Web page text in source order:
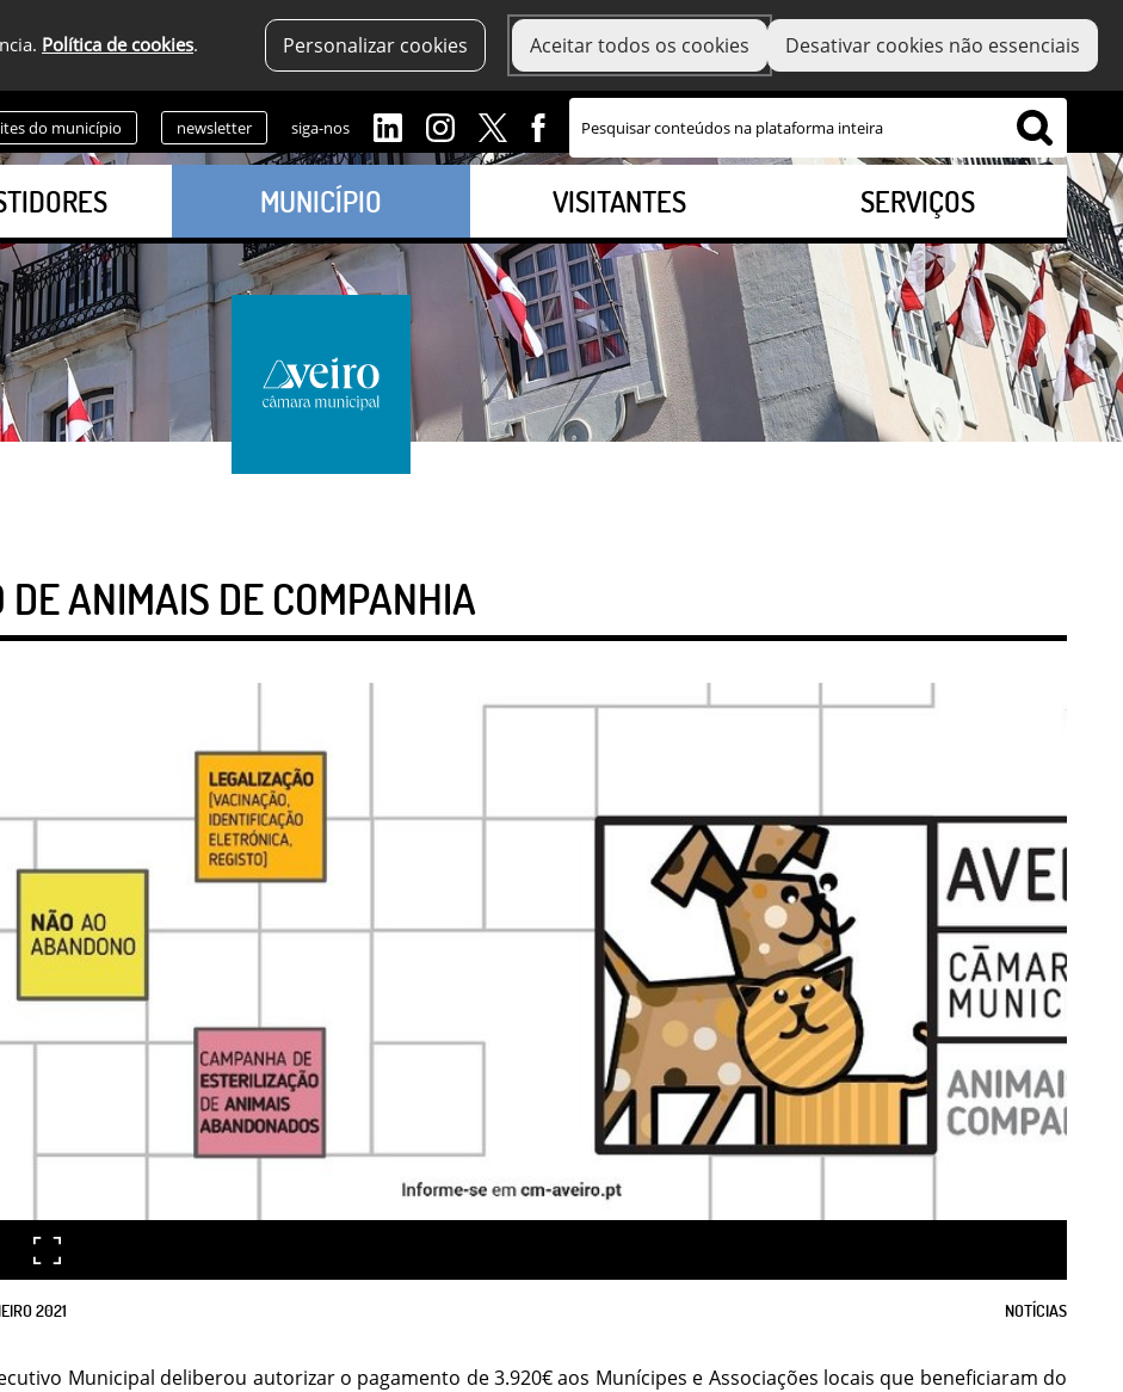
Política de cookies. Personalizar cookies Aceitar todos os cookies Desativar cookies não essenciais
do município newsletter siga-nos
MUNICÍPIO VISITANTES SERVIÇOS
ANIMAIS DE COMPANHIA
2021 NOTÍCIAS
Municipal deliberou autorizar o pagamento de 3.920€ aos Munícipes e Associações locais que beneficiaram do